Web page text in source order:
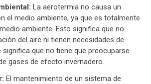
La aerotermia no causa un
el medio ambiente, ya que es totalmente
ambiente. Esto significa que no
del aire ni tienen necesidades de
que no tiene que preocuparse
gases de efecto invernadero.
El mantenimiento de un sistema de